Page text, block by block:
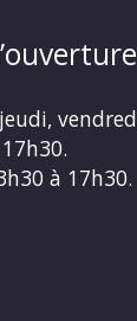
à 17h30.